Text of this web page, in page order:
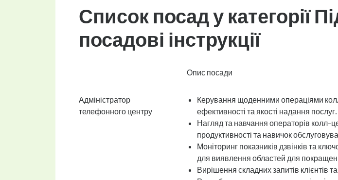
Список посад у категорії
посадові інструкції
Опис посади
Адміністратор
телефонного центру
Керування щоденними операціями
ефективності та якості надання послуг.
Нагляд та навчання операторів колл-
продуктивності та навичок
Моніторинг показників дзвінків та
для виявлення областей для
Вирішення складних запитів клієнтів